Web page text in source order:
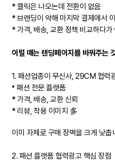
* 클릭은 나오는데 전환이 없음
* 브랜딩이 약해 마지막 결제에서
* 가격, 배송, 교환 정책 비교하다가
이럴 때는 랜딩페이지를 바꿔주는
1. 패션업종이 무신사, 29CM 협력
* 패션 전문 플랫폼
* 가격, 배송, 교환 신뢰
* 리뷰, 착용 이미지 多
이미 자체로 구매 장벽을 크게 낮춥
2. 패션 플랫폼 협력광고 핵심 장점